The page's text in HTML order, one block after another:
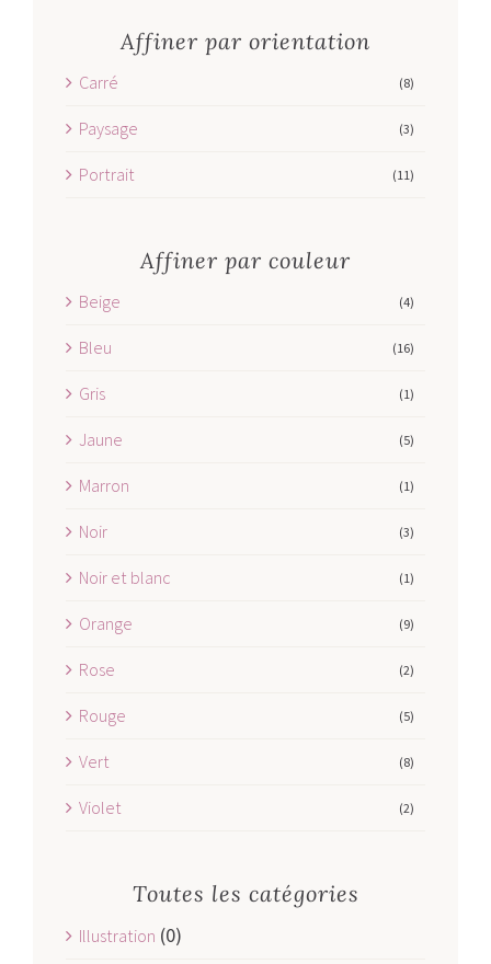
Affiner par orientation
Carré (8)
Paysage (3)
Portrait (11)
Affiner par couleur
Beige (4)
Bleu (16)
Gris (1)
Jaune (5)
Marron (1)
Noir (3)
Noir et blanc (1)
Orange (9)
Rose (2)
Rouge (5)
Vert (8)
Violet (2)
Toutes les catégories
Illustration (0)